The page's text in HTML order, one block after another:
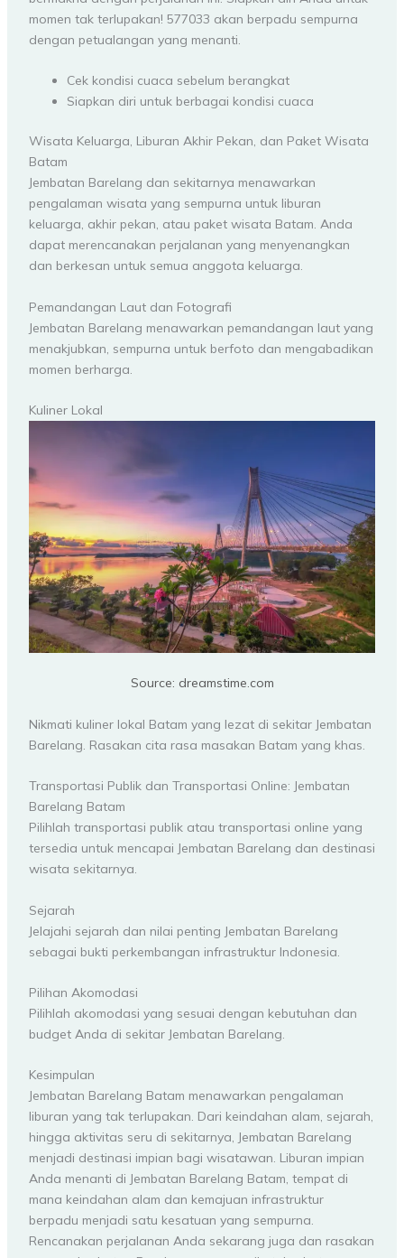
momen tak terlupakan! 577033 akan berpadu sempurna
dengan petualangan yang menanti.
Cek kondisi cuaca sebelum berangkat
Siapkan diri untuk berbagai kondisi cuaca
Wisata Keluarga, Liburan Akhir Pekan, dan Paket Wisata
Batam
Jembatan Barelang dan sekitarnya menawarkan
pengalaman wisata yang sempurna untuk liburan
keluarga, akhir pekan, atau paket wisata Batam. Anda
dapat merencanakan perjalanan yang menyenangkan
dan berkesan untuk semua anggota keluarga.
Pemandangan Laut dan Fotografi
Jembatan Barelang menawarkan pemandangan laut yang
menakjubkan, sempurna untuk berfoto dan mengabadikan
momen berharga.
Kuliner Lokal
Source: dreamstime.com
Nikmati kuliner lokal Batam yang lezat di sekitar Jembatan
Barelang. Rasakan cita rasa masakan Batam yang khas.
Transportasi Publik dan Transportasi Online: Jembatan
Barelang Batam
Pilihlah transportasi publik atau transportasi online yang
tersedia untuk mencapai Jembatan Barelang dan destinasi
wisata sekitarnya.
Sejarah
Jelajahi sejarah dan nilai penting Jembatan Barelang
sebagai bukti perkembangan infrastruktur Indonesia.
Pilihan Akomodasi
Pilihlah akomodasi yang sesuai dengan kebutuhan dan
budget Anda di sekitar Jembatan Barelang.
Kesimpulan
Jembatan Barelang Batam menawarkan pengalaman
liburan yang tak terlupakan. Dari keindahan alam, sejarah,
hingga aktivitas seru di sekitarnya, Jembatan Barelang
menjadi destinasi impian bagi wisatawan. Liburan impian
Anda menanti di Jembatan Barelang Batam, tempat di
mana keindahan alam dan kemajuan infrastruktur
berpadu menjadi satu kesatuan yang sempurna.
Rencanakan perjalanan Anda sekarang juga dan rasakan